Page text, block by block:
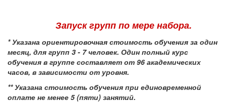
Запуск групп по мере набора.
*Указана ориентировочная стоимость обучения за один
месяц, для групп 3 - 7 человек. Один полный курс
обучения в группе составляет от 96 академических
часов, в зависимости от уровня.
** Указана стоимость обучения при единовременной
оплате не менее 5 (пяти) занятий.